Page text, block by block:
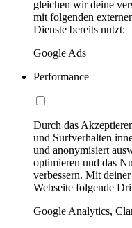
gleichen wir deine
mit folgenden
Dienste bereits nutzt:
Google Ads
Performance
Durch das
und Surfverhalten
und anonymisiert
optimieren und das
verbessern. Mit
Webseite folgende
Google Analytics,